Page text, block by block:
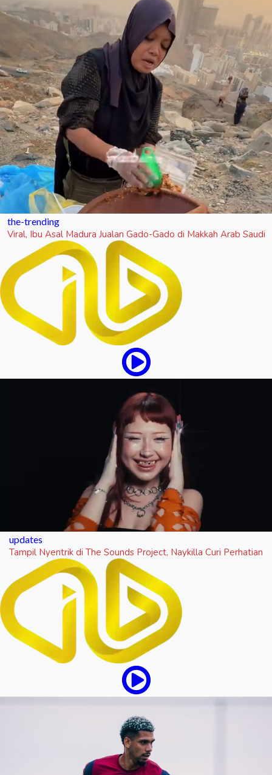
the-trending
Viral, Ibu Asal Madura Jualan Gado-Gado di Makkah Arab Saudi
updates
Tampil Nyentrik di The Sounds Project, Naykilla Curi Perhatian